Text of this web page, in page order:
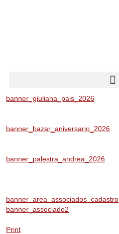
banner_giuliana_pais_2026
banner_bazar_aniversario_2026
banner_palestra_andrea_2026
banner_area_associados_cadastro
banner_associado2
Print